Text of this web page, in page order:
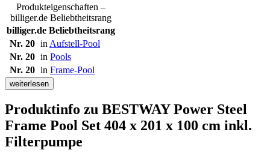
Produkteigenschaften –
billiger.de Beliebtheitsrang
billiger.de Beliebtheitsrang
Nr. 20 in Aufstell-Pool
Nr. 20 in Pools
Nr. 20 in Frame-Pool
weiterlesen
Produktinfo zu BESTWAY Power Steel
Frame Pool Set 404 x 201 x 100 cm inkl.
Filterpumpe